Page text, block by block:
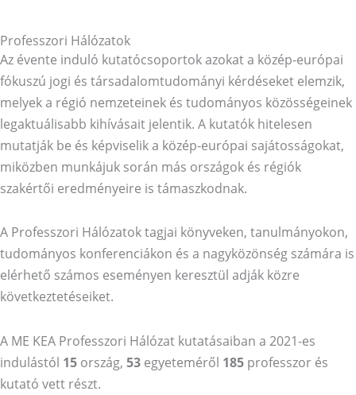
Professzori Hálózatok
Az évente induló kutatócsoportok azokat a közép-európai
fókuszú jogi és társadalomtudományi kérdéseket elemzik,
melyek a régió nemzeteinek és tudományos közösségeinek
legaktuálisabb kihívásait jelentik. A kutatók hitelesen
mutatják be és képviselik a közép-európai sajátosságokat,
miközben munkájuk során más országok és régiók
szakértői eredményeire is támaszkodnak.
A Professzori Hálózatok tagjai könyveken, tanulmányokon,
tudományos konferenciákon és a nagyközönség számára is
elérhető számos eseményen keresztül adják közre
következtetéseiket.
A ME KEA Professzori Hálózat kutatásaiban a 2021-es
indulástól 15 ország, 53 egyeteméről 185 professzor és
kutató vett részt.